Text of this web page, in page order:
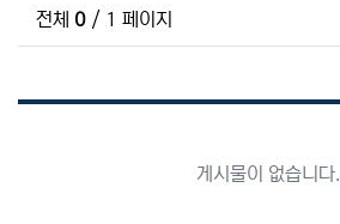
전체 0 / 1 페이지
게시물이 없습니다.